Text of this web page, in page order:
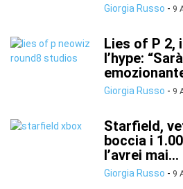
Giorgia Russo - 9
Lies of P 2,
l’hype:
Giorgia Russo - 9
Starfield,
boccia i
l’avrei mai...
Giorgia Russo - 9